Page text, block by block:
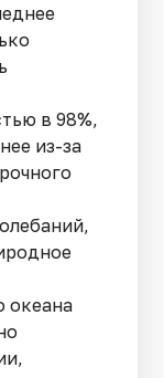
в 98%,
из-за
океана